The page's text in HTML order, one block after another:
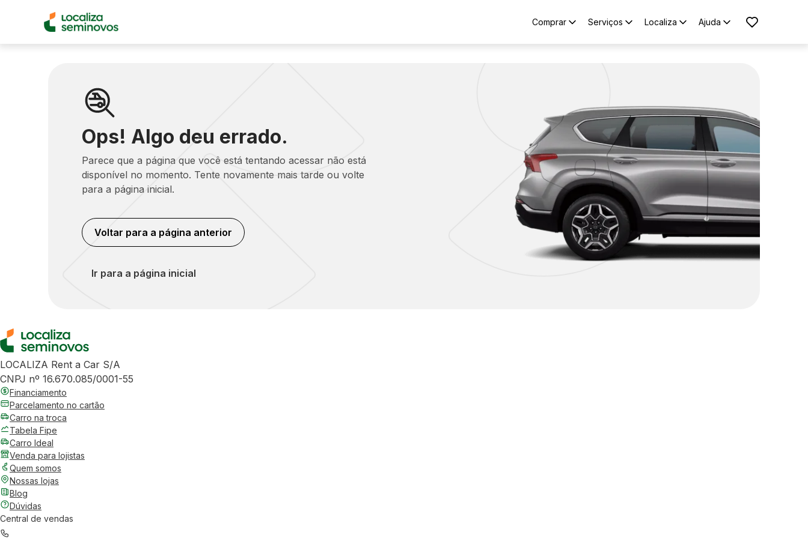
Comprar Serviços Localiza Ajuda
Ops! Algo deu errado.
Parece que a página que você está tentando acessar não está
disponível no momento. Tente novamente mais tarde ou volte
para a página inicial.
Voltar para a página anterior
Ir para a página inicial
LOCALIZA Rent a Car S/A
CNPJ nº 16.670.085/0001-55
Financiamento
Parcelamento no cartão
Carro na troca
Tabela Fipe
Carro Ideal
Venda para lojistas
Quem somos
Nossas lojas
Blog
Dúvidas
Central de vendas